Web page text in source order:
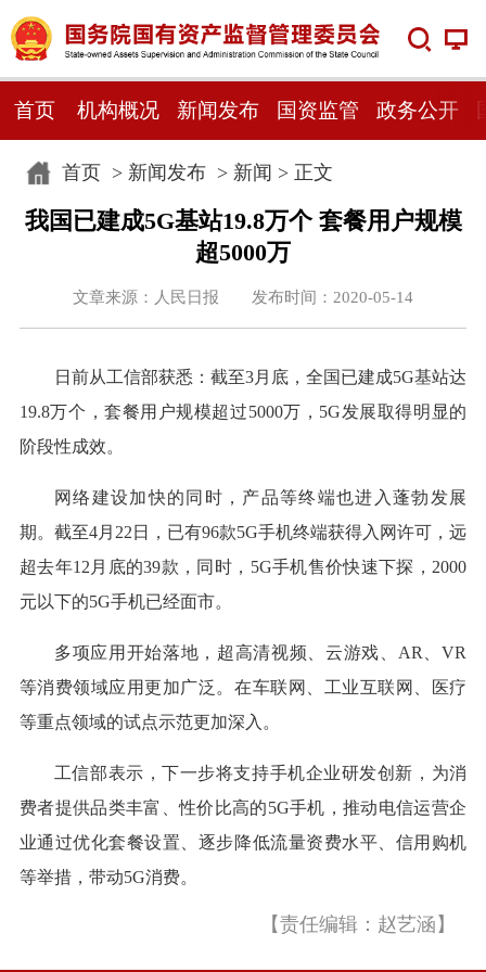
首页 机构概况 新闻发布 国资监管 政务公开
首页> 新闻发布> 新闻 > 正文
我国已建成5G基站19.8万个 套餐用户规模
超5000万
文章来源：人民日报 发布时间：2020-05-14
日前从工信部获悉：截至3月底，全国已建成5G基站达
19.8万个，套餐用户规模超过5000万，5G发展取得明显的
阶段性成效。
网络建设加快的同时，产品等终端也进入蓬勃发展
期。截至4月22日，已有96款5G手机终端获得入网许可，远
超去年12月底的39款，同时，5G手机售价快速下探，2000
元以下的5G手机已经面市。
多项应用开始落地，超高清视频、云游戏、AR、VR
等消费领域应用更加广泛。在车联网、工业互联网、医疗
等重点领域的试点示范更加深入。
工信部表示，下一步将支持手机企业研发创新，为消
费者提供品类丰富、性价比高的5G手机，推动电信运营企
业通过优化套餐设置、逐步降低流量资费水平、信用购机
等举措，带动5G消费。
【责任编辑：赵艺涵】